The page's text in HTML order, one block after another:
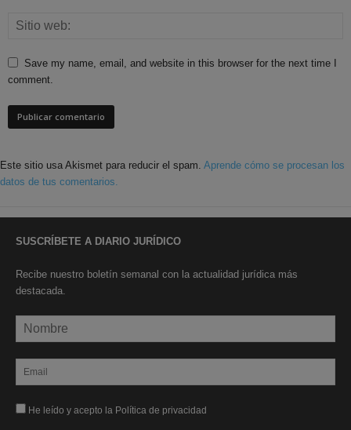
Save my name, email, and website in this browser for the next time I
comment.
Este sitio usa Akismet para reducir el spam. Aprende cómo se procesan los
datos de tus comentarios.
SUSCRÍBETE A DIARIO JURÍDICO
Recibe nuestro boletín semanal con la actualidad jurídica más
destacada.
He leído y acepto la Política de privacidad